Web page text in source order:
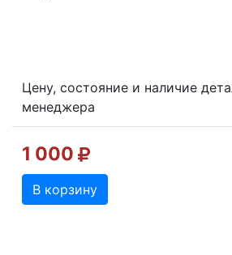
Цену, состояние и наличие
менеджера
1 000
В корзину